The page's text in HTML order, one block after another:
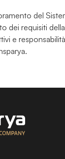
del
dei requisiti
e